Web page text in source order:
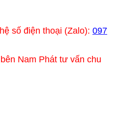
số điện thoại (Zalo): 097
Nam Phát tư vấn chu